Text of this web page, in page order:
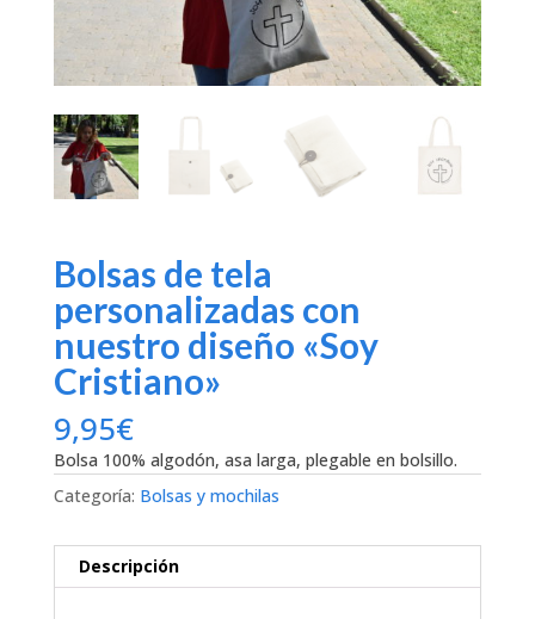
Bolsas de tela
personalizadas con
nuestro diseño «Soy
Cristiano»
9,95€
Bolsa 100% algodón, asa larga, plegable en bolsillo.
Categoría: Bolsas y mochilas
Descripción